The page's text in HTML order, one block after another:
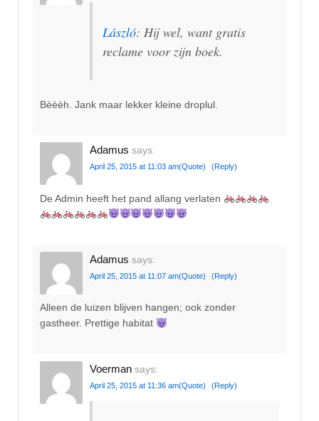
László: Hij wel, want gratis
reclame voor zijn boek.
Bèèèh. Jank maar lekker kleine droplul.
Adamus says:
April 25, 2015 at 11:03 am(Quote) (Reply)
De Admin heeft het pand allang verlaten
Adamus says:
April 25, 2015 at 11:07 am(Quote) (Reply)
Alleen de luizen blijven hangen; ook zonder
gastheer. Prettige habitat
Voerman says:
April 25, 2015 at 11:36 am(Quote) (Reply)